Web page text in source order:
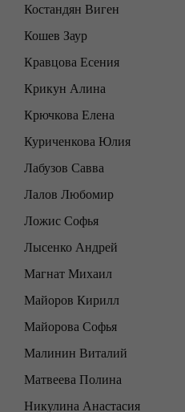
Костандян Виген
Кошев Заур
Кравцова Есения
Крикун Алина
Крючкова Елена
Куриченкова Юлия
Лабузов Савва
Лалов Любомир
Ложис Софья
Лысенко Андрей
Магнат Михаил
Майоров Кирилл
Майорова Софья
Малинин Виталий
Матвеева Полина
Никулина Анастасия